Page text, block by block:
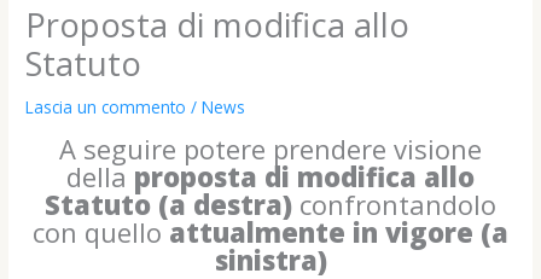
Proposta di modifica allo
Statuto
Lascia un commento /News
A seguire potere prendere visione
della proposta di modifica allo
Statuto (a destra) confrontandolo
con quelloattualmente in vigore (a
sinistra)